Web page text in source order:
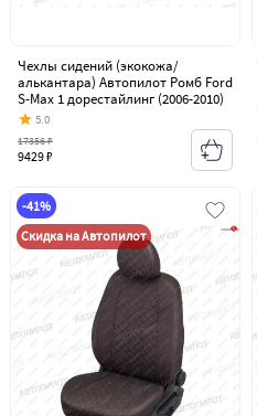
Чехлы сидений (экокожа/
алькантара) Автопилот Ромб Ford
S-Max 1 дорестайлинг (2006-2010)
5.0
9429 ₽
17356 ₽
-41%
Скидка на Автопилот